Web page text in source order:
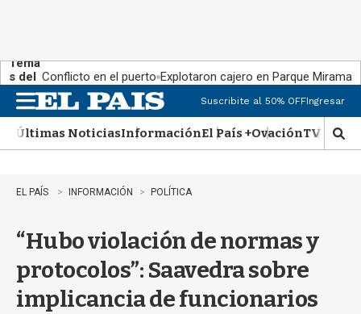
Tema
s del
día:
Conflicto en el puerto Explotaron cajero en Parque Miramar
n
u
Suscribite al 50% OFFIngresar
Últimas NoticiasInformaciónEl País +OvaciónTV Show
M
o
EL PAÍS INFORMACIÓN POLÍTICA
“Hubo violación de normas y
protocolos”: Saavedra sobre
implicancia de funcionarios